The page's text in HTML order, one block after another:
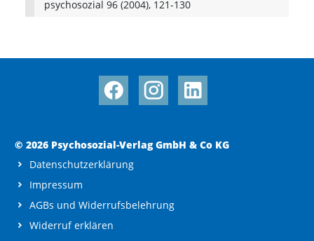
psychosozial 96 (2004), 121-130
© 2026 Psychosozial-Verlag GmbH & Co KG
Datenschutzerklärung
Impressum
AGBs und Widerrufsbelehrung
Widerruf erklären